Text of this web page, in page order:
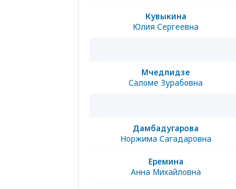
Кувыкина
Юлия Сергеевна
Мчедлидзе
Саломе Зурабовна
Дамбадугарова
Норжима Сагадаровна
Еремина
Анна Михайловна